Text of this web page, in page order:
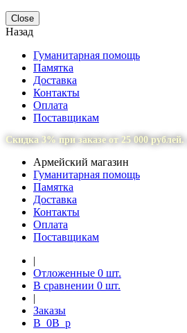
Close
Назад
Гуманитарная помощь
Памятка
Доставка
Контакты
Оплата
Поставщикам
Скидка 3% при заказе от 25 000 рублей.
Армейский магазин
Гуманитарная помощь
Памятка
Доставка
Контакты
Оплата
Поставщикам
|
Отложенные 0 шт.
В сравнении 0 шт.
|
Заказы
В 0В p